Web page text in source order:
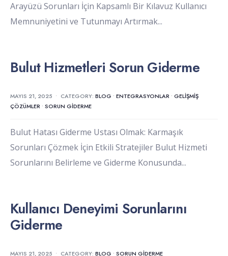
Arayüzü Sorunları İçin Kapsamlı Bir Kılavuz Kullanıcı
Memnuniyetini ve Tutunmayı Artırmak...
Bulut Hizmetleri Sorun Giderme
MAYIS 21, 2025 • CATEGORY: BLOG • ENTEGRASYONLAR • GELIŞMIŞ
ÇÖZÜMLER • SORUN GIDERME
Bulut Hatası Giderme Ustası Olmak: Karmaşık
Sorunları Çözmek İçin Etkili Stratejiler Bulut Hizmeti
Sorunlarını Belirleme ve Giderme Konusunda...
Kullanıcı Deneyimi Sorunlarını
Giderme
MAYIS 21, 2025 • CATEGORY: BLOG • SORUN GIDERME